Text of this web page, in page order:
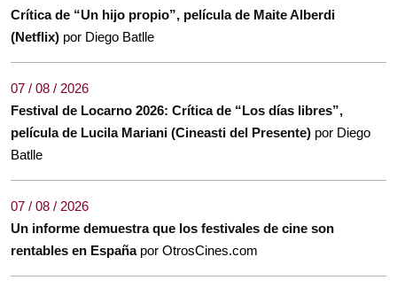
Crítica de “Un hijo propio”, película de Maite Alberdi
(Netflix) por Diego Batlle
07 / 08 / 2026
Festival de Locarno 2026: Crítica de “Los días libres”,
película de Lucila Mariani (Cineasti del Presente) por Diego
Batlle
07 / 08 / 2026
Un informe demuestra que los festivales de cine son
rentables en España por OtrosCines.com